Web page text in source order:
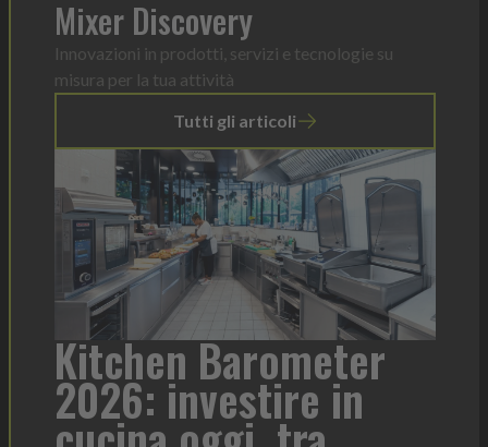
Mixer Discovery
Innovazioni in prodotti, servizi e tecnologie su
misura per la tua attività
Tutti gli articoli
Heinz Mayonnaise: un
formato per ogni